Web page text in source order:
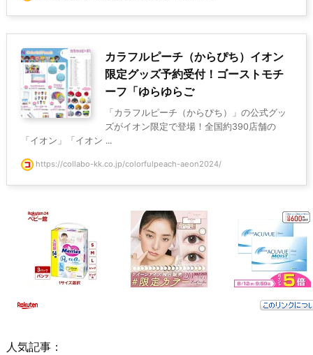
カラフルピーチ（からぴち）イオン
限定グッズ予約受付！ゴーストモチ
ーフ「ゆらゆらご
「カラフルピーチ（からぴち）」の公式グッ
ズがイオン限定で登場！全国約390店舗の
「イオン」「イオン ...
https://collabo-kk.co.jp/colorfulpeach-aeon2024/
人気記事：